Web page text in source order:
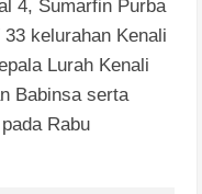
4, Sumarfin Purba
kelurahan Kenali
Lurah Kenali
Babinsa serta
Rabu